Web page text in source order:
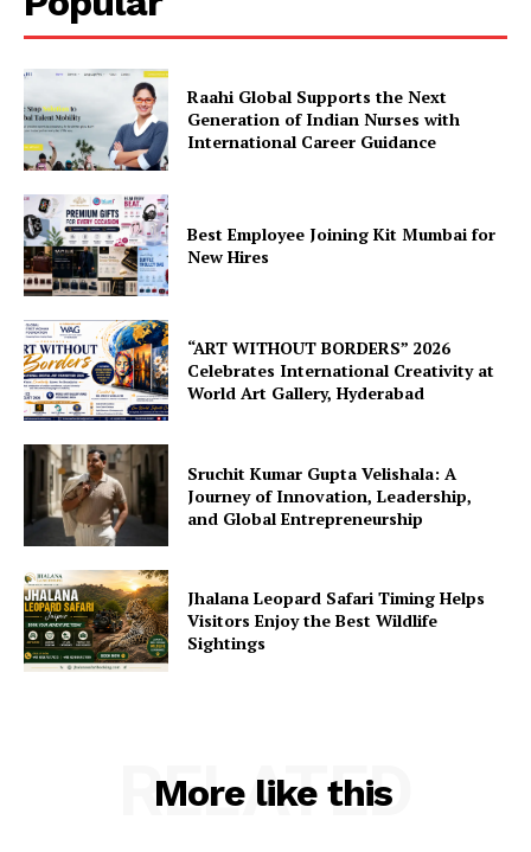
Raahi Global Supports the Next
Generation of Indian Nurses with
International Career Guidance
Best Employee Joining Kit Mumbai for
New Hires
“ART WITHOUT BORDERS” 2026
Celebrates International Creativity at
World Art Gallery, Hyderabad
Sruchit Kumar Gupta Velishala: A
Journey of Innovation, Leadership,
and Global Entrepreneurship
Jhalana Leopard Safari Timing Helps
Visitors Enjoy the Best Wildlife
Sightings
More like this
RELATED